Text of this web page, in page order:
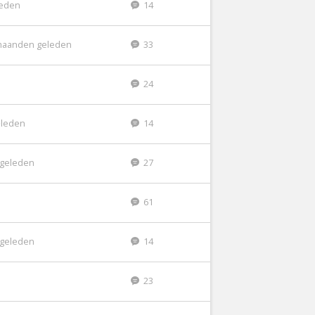
14
geleden 33
24
14
27
61
14
23